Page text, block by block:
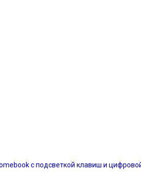
с подсветкой клавиш и